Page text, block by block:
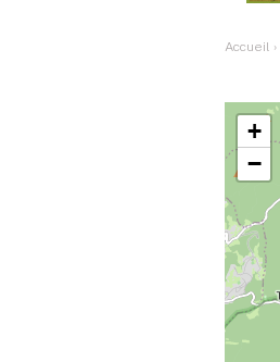
Accueil ›
+
−